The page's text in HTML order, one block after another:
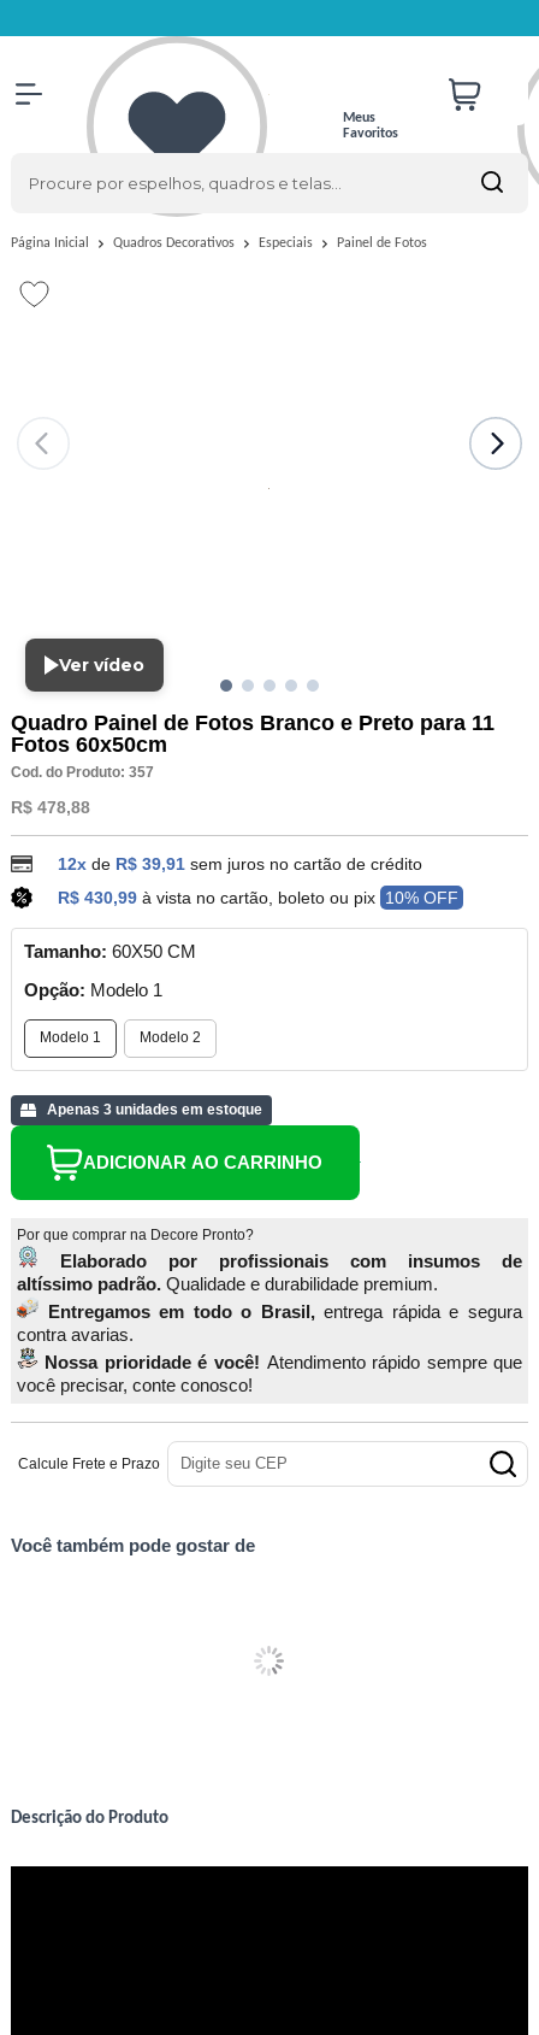
Meus
Favoritos
Página Inicial Quadros Decorativos Especiais Painel de Fotos
Ver vídeo
Quadro Painel de Fotos Branco e Preto para 11
Fotos 60x50cm
Cod. do Produto: 357
R$ 478,88
12xde R$ 39,91 sem juros no cartão de crédito
R$ 430,99 à vista no cartão, boleto ou pix 10% OFF
Tamanho: 60X50 CM
Opção: Modelo 1
Modelo 1 Modelo 2
Apenas 3 unidades em estoque
ADICIONAR AO CARRINHO
Por que comprar na Decore Pronto?
Elaborado por profissionais com insumos de
altíssimo padrão.Qualidade e durabilidade premium.
Entregamos em todo o Brasil,entrega rápida e segura
contra avarias.
Nossa prioridade é você! Atendimento rápido sempre que
você precisar, conte conosco!
Calcule Frete e Prazo
Você também pode gostar de
Descrição do Produto